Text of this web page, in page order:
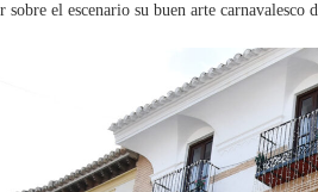
sobre el escenario su buen arte